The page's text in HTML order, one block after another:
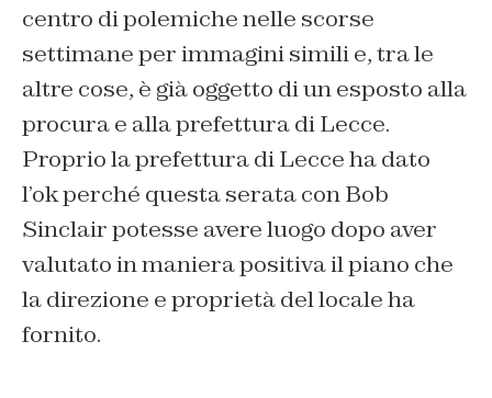
centro di polemiche nelle scorse
settimane per immagini simili e, tra le
altre cose, è già oggetto di un esposto alla
procura e alla prefettura di Lecce.
Proprio la prefettura di Lecce ha dato
l’ok perché questa serata con Bob
Sinclair potesse avere luogo dopo aver
valutato in maniera positiva il piano che
la direzione e proprietà del locale ha
fornito.